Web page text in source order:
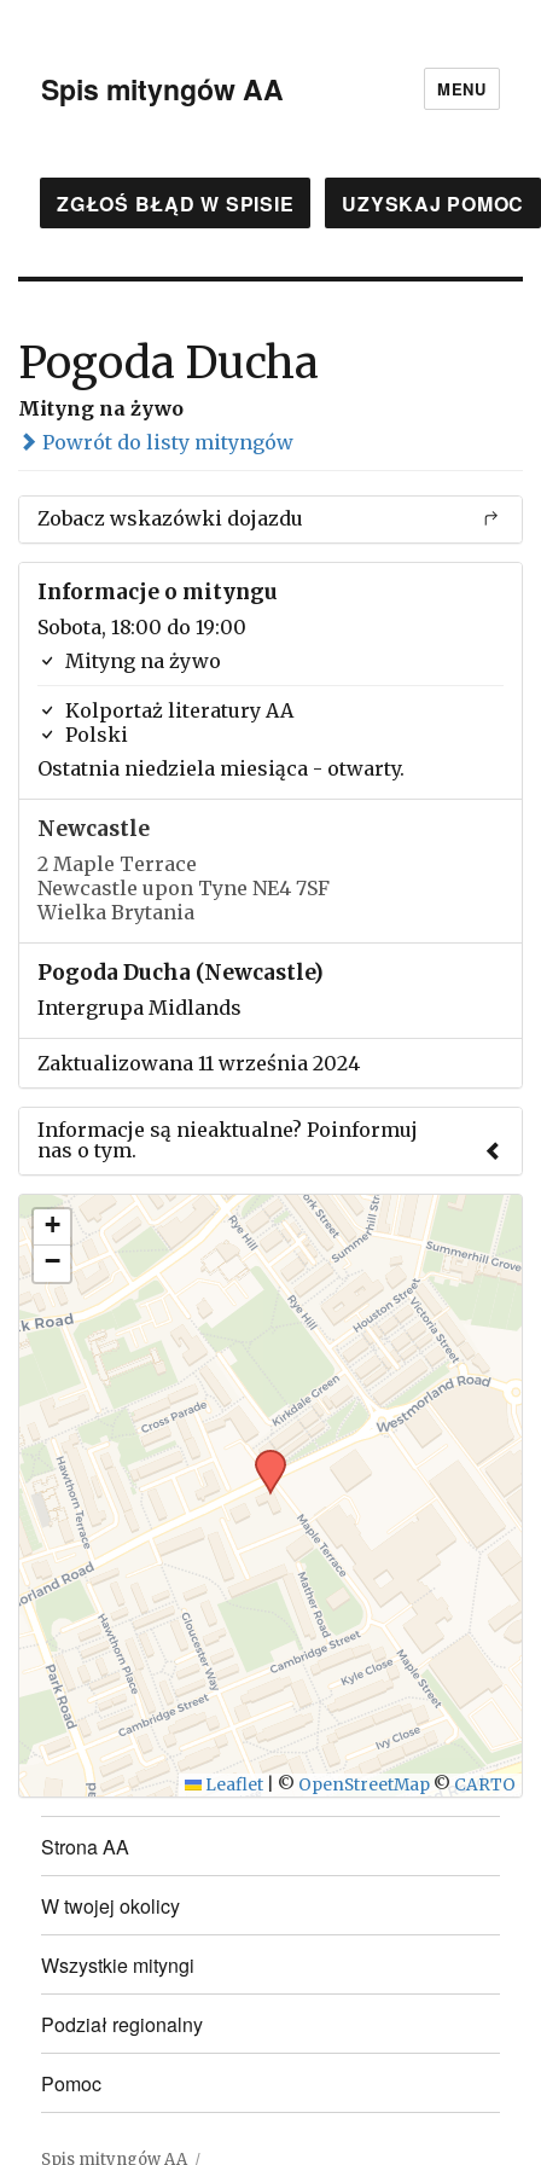
Spis mityngów AA MENU
ZGŁOŚ BŁĄD W SPISIE UZYSKAJ POMOC
Pogoda Ducha
Mityng na żywo
Powrót do listy mityngów
Zobacz wskazówki dojazdu
Informacje o mityngu
Sobota, 18:00 do 19:00
Mityng na żywo
Kolportaż literatury AA
Polski
Ostatnia niedziela miesiąca - otwarty.
Newcastle
2 Maple Terrace
Newcastle upon Tyne NE4 7SF
Wielka Brytania
Pogoda Ducha (Newcastle)
Intergrupa Midlands
Zaktualizowana 11 września 2024
Informacje są nieaktualne? Poinformuj
nas o tym.
Użyj tego formularza aby przesłać informację o
zmianach w powyższym mityngu.
WYŚLIJ
+
−
Leaflet © OpenStreetMap ©CARTO
Strona AA
W twojej okolicy
Wszystkie mityngi
Podział regionalny
Pomoc
Spis mityngów AA